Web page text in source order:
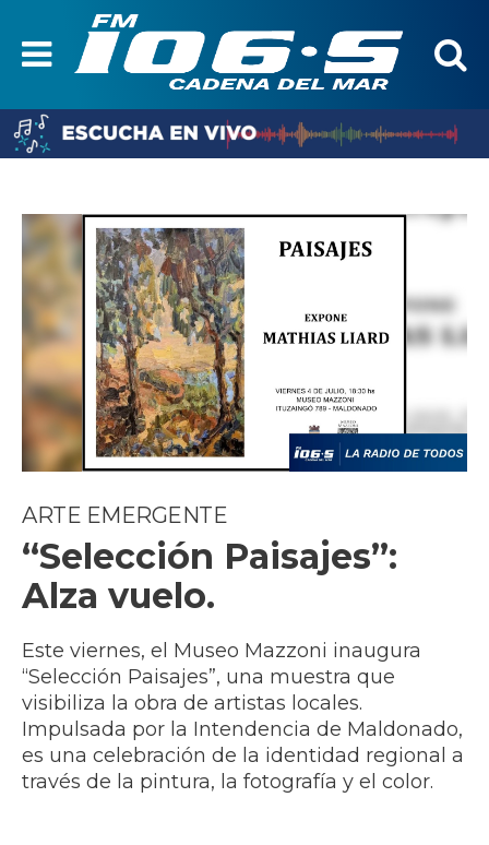
ARTE EMERGENTE
“Selección Paisajes”:
Alza vuelo.
Este viernes, el Museo Mazzoni inaugura
“Selección Paisajes”, una muestra que
visibiliza la obra de artistas locales.
Impulsada por la Intendencia de Maldonado,
es una celebración de la identidad regional a
través de la pintura, la fotografía y el color.